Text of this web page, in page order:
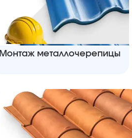
Монтаж металлочерепицы